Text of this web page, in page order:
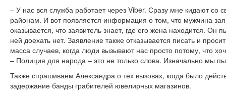
– У нас вся служба работает через Viber. Сразу мне кидают
районам. И вот появляется информация о том, что мужчина
оказывается, что заявитель знает, где его жена находится. Он
ней доехать нет. Заявление также отказывается писать и
масса случаев, когда люди вызывают нас просто потому, что
– Полиция для народа – это не только слова. Изначально мы
Также спрашиваем Александра о тех вызовах, когда было
задержание банды грабителей ювелирных магазинов.